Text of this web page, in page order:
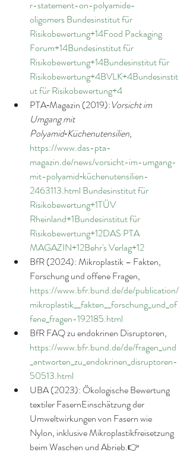
r-statement-on-polyamide-
oligomersBundesinstitut für
Risikobewertung+14Food Packaging
Forum+14Bundesinstitut für
Risikobewertung+14Bundesinstitut für
Risikobewertung+4BVLK+4Bundesinstit
ut für Risikobewertung+4
PTA‑Magazin (2019):Vorsicht im
Umgang mit
Polyamid‑Küchenutensilien,
https://www.das-pta-
magazin.de/news/vorsicht-im-umgang-
mit-polyamid‑küchenutensilien-
2463113.html Bundesinstitut für
Risikobewertung+1TÜV
Rheinland+1Bundesinstitut für
Risikobewertung+12DAS PTA
MAGAZIN+12Behr's Verlag+12
BfR (2024): Mikroplastik – Fakten,
Forschung und offene Fragen,
https://www.bfr.bund.de/de/publication/
mikroplastik__fakten__forschung_und_of
fene_fragen-192185.html
BfR FAQ zu endokrinen Disruptoren,
https://www.bfr.bund.de/de/fragen_und
_antworten_zu_endokrinen_disruptoren-
50513.html
UBA (2023): Ökologische Bewertung
textiler FasernEinschätzung der
Umweltwirkungen von Fasern wie
Nylon, inklusive Mikroplastikfreisetzung
beim Waschen und Abrieb.👉